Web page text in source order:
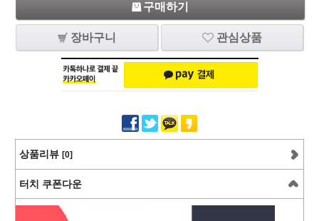
구매하기
장바구니 관심상품
상품리뷰 [0]
터치 쿠폰다운